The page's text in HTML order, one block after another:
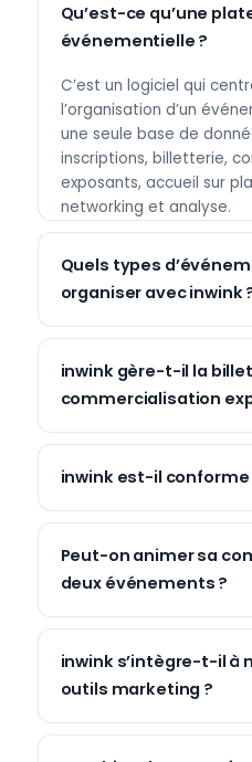
Qu’est-ce qu’une
événementielle ?
C’est un logiciel qui
l’organisation d’un
une seule base de
inscriptions, billetterie,
exposants, accueil sur
networking et analyse.
Quels types
organiser avec inwink
inwink gère-t-il la
commercialisation
inwink est-il conforme
Peut-on animer sa
deux événements ?
inwink s’intègre-t-il à
outils marketing ?